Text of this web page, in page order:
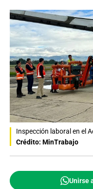
Inspección laboral en el
Crédito: MinTrabajo
Unirse